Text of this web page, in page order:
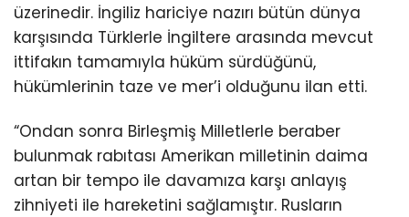
üzerinedir. İngiliz hariciye nazırı bütün dünya
karşısında Türklerle İngiltere arasında mevcut
ittifakın tamamıyla hüküm sürdüğünü,
hükümlerinin taze ve mer’i olduğunu ilan etti.
“Ondan sonra Birleşmiş Milletlerle beraber
bulunmak rabıtası Amerikan milletinin daima
artan bir tempo ile davamıza karşı anlayış
zihniyeti ile hareketini sağlamıştır. Rusların